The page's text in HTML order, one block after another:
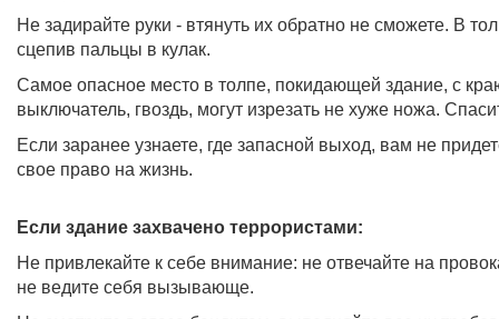
Не задирайте руки - втянуть их обратно не сможете. В
сцепив пальцы в кулак.
Самое опасное место в толпе, покидающей здание, с
выключатель, гвоздь, могут изрезать не хуже ножа.
Если заранее узнаете, где запасной выход, вам не
свое право на жизнь.
Если здание захвачено террористами:
Не привлекайте к себе внимание: не отвечайте на
не ведите себя вызывающе.